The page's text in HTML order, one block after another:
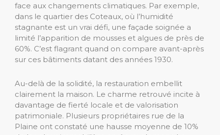
face aux changements climatiques. Par exemple,
dans le quartier des Coteaux, où l’humidité
stagnante est un vrai défi, une façade soignée a
limité l’apparition de mousses et algues de près de
60%. C’est flagrant quand on compare avant-après
sur ces bâtiments datant des années 1930.
Au-delà de la solidité, la restauration embellit
clairement la maison. Le charme retrouvé incite à
davantage de fierté locale et de valorisation
patrimoniale. Plusieurs propriétaires rue de la
Plaine ont constaté une hausse moyenne de 10%